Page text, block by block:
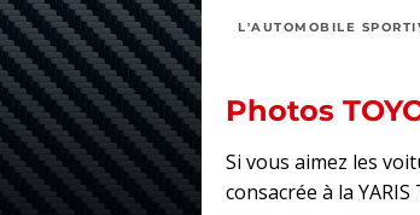
L'AUTOMOBILE
Photos
Si vous aimez les
consacrée à la